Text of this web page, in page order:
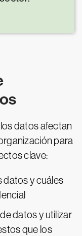
datos afectan
para
clave:
datos y cuáles
datos y utilizar
que los